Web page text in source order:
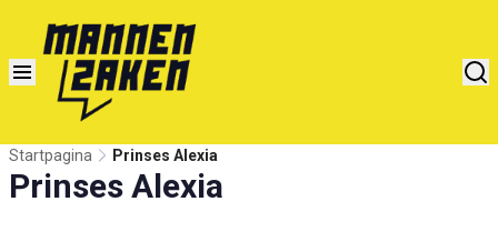
Startpagina Prinses Alexia
Prinses Alexia